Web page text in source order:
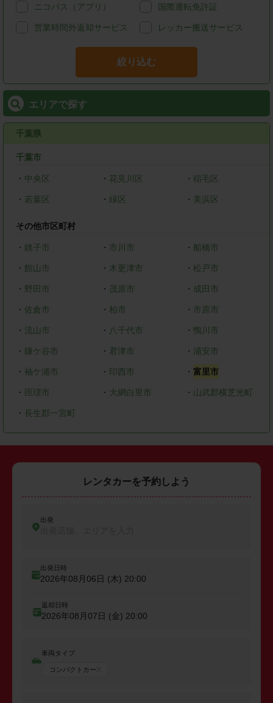
ニコパス（アプリ） 国際運転免許証
営業時間外返却サービス レッカー搬送サービス
絞り込む
エリアで探す
千葉県
千葉市
・ 中央区 ・ 花見川区 ・稲毛区
・ 若葉区 ・ 緑区 ・ 美浜区
その他市区町村
・ 銚子市 ・ 市川市 ・ 船橋市
・ 館山市 ・ 木更津市 ・松戸市
・ 野田市 ・ 茂原市 ・ 成田市
・ 佐倉市 ・ 柏市 ・ 市原市
・ 流山市 ・ 八千代市 ・ 鴨川市
・ 鎌ケ谷市 ・ 君津市 ・ 浦安市
・ 袖ケ浦市 ・ 印西市 ・富里市
・ 匝瑳市 ・ 大網白里市 ・ 山武郡横芝光町
・ 長生郡一宮町
レンタカーを予約しよう
出発
出発日時
2026年08月06日 (木) 20:00
返却日時
2026年08月07日 (金) 20:00
車両タイプ
コンパクトカー